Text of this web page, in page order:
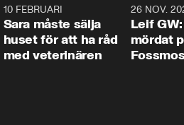
10 FEBRUARI
Sara måste sälja
huset för att ha råd
med veterinären
26 NOV.
Leif
mördat